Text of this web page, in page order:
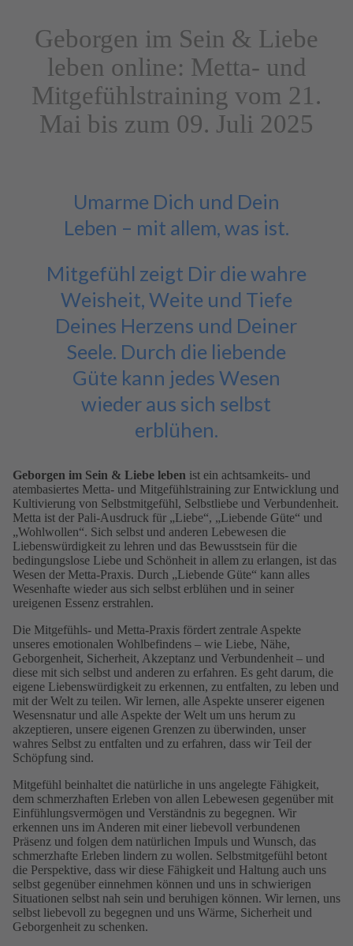
Geborgen im Sein & Liebe
leben online: Metta- und
Mitgefühlstraining vom 21.
Mai bis zum 09. Juli 2025
Umarme Dich und Dein
Leben – mit allem, was ist.
Mitgefühl zeigt Dir die wahre
Weisheit, Weite und Tiefe
Deines Herzens und Deiner
Seele. Durch die liebende
Güte kann jedes Wesen
wieder aus sich selbst
erblühen.
Geborgen im Sein & Liebe leben ist ein achtsamkeits- und
atembasiertes Metta- und Mitgefühlstraining zur Entwicklung und
Kultivierung von Selbstmitgefühl, Selbstliebe und Verbundenheit.
Metta ist der Pali-Ausdruck für „Liebe“, „Liebende Güte“ und
„Wohlwollen“. Sich selbst und anderen Lebewesen die
Liebenswürdigkeit zu lehren und das Bewusstsein für die
bedingungslose Liebe und Schönheit in allem zu erlangen, ist das
Wesen der Metta-Praxis. Durch „Liebende Güte“ kann alles
Wesenhafte wieder aus sich selbst erblühen und in seiner
ureigenen Essenz erstrahlen.
Die Mitgefühls- und Metta-Praxis fördert zentrale Aspekte
unseres emotionalen Wohlbefindens – wie Liebe, Nähe,
Geborgenheit, Sicherheit, Akzeptanz und Verbundenheit – und
diese mit sich selbst und anderen zu erfahren. Es geht darum, die
eigene Liebenswürdigkeit zu erkennen, zu entfalten, zu leben und
mit der Welt zu teilen. Wir lernen, alle Aspekte unserer eigenen
Wesensnatur und alle Aspekte der Welt um uns herum zu
akzeptieren, unsere eigenen Grenzen zu überwinden, unser
wahres Selbst zu entfalten und zu erfahren, dass wir Teil der
Schöpfung sind.
Mitgefühl beinhaltet die natürliche in uns angelegte Fähigkeit,
dem schmerzhaften Erleben von allen Lebewesen gegenüber mit
Einfühlungs­vermögen und Verständnis zu begegnen. Wir
erkennen uns im Anderen mit einer liebevoll verbundenen
Präsenz und folgen dem natürlichen Impuls und Wunsch, das
schmerzhafte Erleben lindern zu wollen. Selbstmit­gefühl betont
die Perspektive, dass wir diese Fähigkeit und Haltung auch uns
selbst gegenüber einnehmen können und uns in schwierigen
Situationen selbst nah sein und beruhigen können. Wir lernen, uns
selbst liebevoll zu begegnen und uns Wärme, Sicherheit und
Geborgenheit zu schenken.